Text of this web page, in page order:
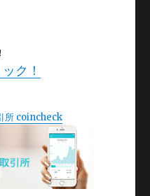
ク！
所 coincheck